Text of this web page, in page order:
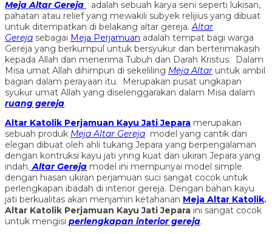
Meja Altar Gereja
adalah sebuah karya seni seperti lukisan,
pahatan atau relief yang mewakili subyek relijius yang dibuat
untuk ditempatkan di belakang altar gereja.Altar
Gereja sebagai Meja Perjamuan adalah tempat bagi warga
Gereja yang berkumpul untuk bersyukur dan berterimakasih
kepada Allah dan menerima Tubuh dan Darah Kristus. Dalam
Misa umat Allah dihimpun di sekeliling Meja Altar untuk ambil
bagian dalam perayaan itu. Merupakan pusat ungkapan
syukur umat Allah yang diselenggarakan dalam Misa dalam
ruang gereja.
Altar Katolik Perjamuan Kayu Jati Jepara merupakan
sebuah produk Meja Altar Gereja model yang cantik dan
elegan dibuat oleh ahli tukang Jepara yang berpengalaman
dengan kontruksi kayu jati ynng kuat dan ukiran Jepara yang
indah. Altar Gereja model ini mempunyai model simple
dengan hiasan ukiran perjamuan suci sangat cocok untuk
perlengkapan ibadah di interior gereja. Dengan bahan kayu
jati berkualitas akan menjamin ketahanan Meja Altar Katolik.
Altar Katolik Perjamuan Kayu Jati Jepara ini sangat cocok
untuk mengisi perlengkapan interior gereja.